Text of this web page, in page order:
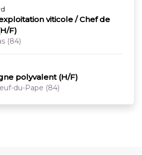
viticole / Chef de
F)
(84)
polyvalent (H/F)
du-Pape (84)